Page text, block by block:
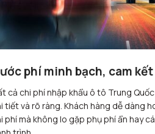
phí minh bạch, cam
cả chi phí nhập khẩu ô tô Trung
tiết và rõ ràng. Khách hàng dễ dàng
phí mà không lo gặp phụ phí ẩn hay